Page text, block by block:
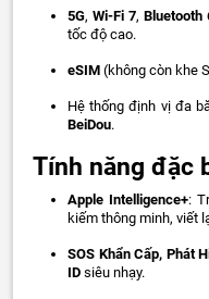
5G, Wi-Fi 7, Bluetooth
tốc độ cao.
eSIM (không còn khe
Hệ thống định vị đa
BeiDou.
Tính năng đặc
Apple Intelligence+:
kiếm thông minh, viết
SOS Khẩn Cấp, Phát
ID siêu nhạy.